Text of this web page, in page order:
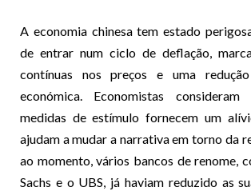
A economia chinesa tem estado
de entrar num ciclo de deflação,
contínuas nos preços e uma
económica. Economistas
medidas de estímulo fornecem um
ajudam a mudar a narrativa em torno da
ao momento, vários bancos de renome,
Sachs e o UBS, já haviam reduzido as